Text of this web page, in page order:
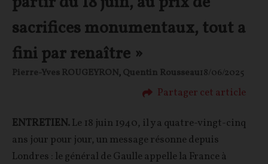
sacrifices monumentaux, tout a
fini par renaître »
Pierre-Yves ROUGEYRON,Quentin Rousseau18/06/2025
Partager cet article
ENTRETIEN.Le 18 juin 1940, il y a quatre-vingt-cinq
ans jour pour jour, un message résonne depuis
Londres : le général de Gaulle appelle la France à